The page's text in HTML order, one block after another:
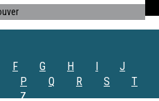
F G H I
J
P Q R S
T
Z